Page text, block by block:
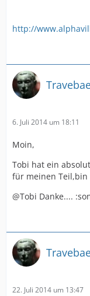
http://
6. Juli 2014 um 18:11
Moin,
Tobi hat ein
für meinen
@Tobi Danke....
22. Juli 2014 um 13:47